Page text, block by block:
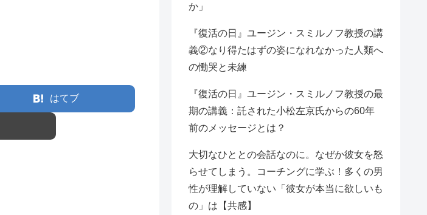
はてブ
か」
『復活の日』ユージン・スミルノフ教授の講
義②なり得たはずの姿になれなかった人類へ
の慟哭と未練
『復活の日』ユージン・スミルノフ教授の最
期の講義：託された小松左京氏からの60年
前のメッセージとは？
大切なひととの会話なのに。なぜか彼女を怒
らせてしまう。コーチングに学ぶ！多くの男
性が理解していない「彼女が本当に欲しいも
の」は【共感】